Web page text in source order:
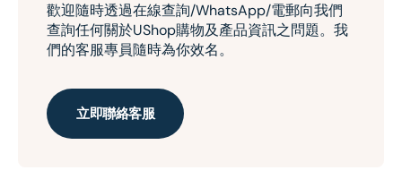
歡迎隨時透過在線查詢/WhatsApp/電郵向我們
查詢任何關於UShop購物及產品資訊之問題。我
們的客服專員隨時為你效名。
立即聯絡客服